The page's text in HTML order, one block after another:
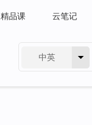
品课 云笔记
中英